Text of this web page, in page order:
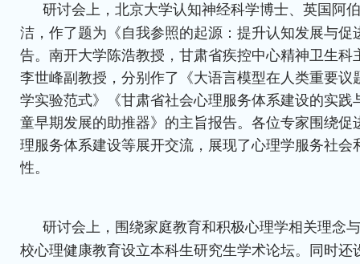
研讨会上，北京大学认知神经科学博士、英国阿
洁，作了题为《自我参照的起源：提升认知发展与促
告。南开大学陈浩教授，甘肃省疾控中心精神卫生科
李世峰副教授，分别作了《大语言模型在人类重要议
学实验范式》《甘肃省社会心理服务体系建设的实践
童早期发展的助推器》的主旨报告。各位专家围绕促
理服务体系建设等展开交流，展现了心理学服务社会
性。
研讨会上，围绕家庭教育和积极心理学相关理念
校心理健康教育设立本科生研究生学术论坛。同时还